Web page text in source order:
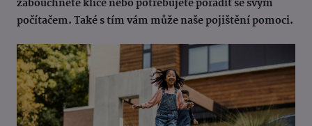
zabouchnete klíče nebo potřebujete poradit se svým
počítačem. Také s tím vám může naše pojištění pomoci.